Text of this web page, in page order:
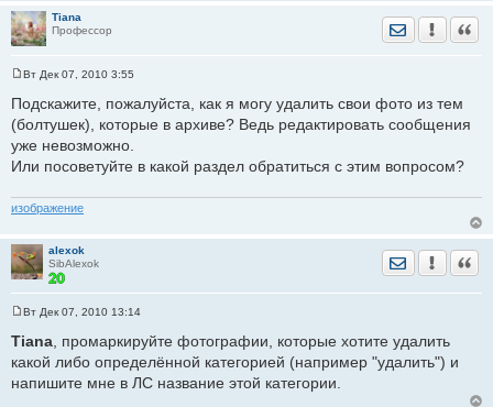
Tiana
Профессор
Отправить
о
б
е
н
Вт Дек 07, 2010 3:55
Подскажите, пожалуйста, как я могу удалить свои фото из тем
(болтушек), которые в архиве? Ведь редактировать сообщения
уже невозможно.
Или посоветуйте в какой раздел обратиться с этим вопросом?
изображение
alexok
SibAlexok
Отправить
о
о
б
е
Вт Дек 07, 2010 13:14
Tiana, промаркируйте фотографии, которые хотите удалить
какой либо определённой категорией (например "удалить") и
напишите мне в ЛС название этой категории.